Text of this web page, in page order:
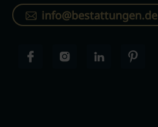
info@bestattungen.de